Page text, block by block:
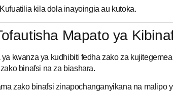
Kufuatilia kila dola inayoingia au kutoka.
Mapato ya
ya kwanza ya kudhibiti fedha zako za
binafsi na za biashara.
zako binafsi zinapochanganyikana na malipo